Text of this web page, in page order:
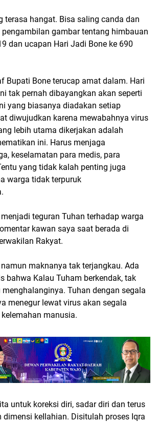
terasa hangat. Bisa saling canda dan
gambar tentang himbauan
dan ucapan Hari Jadi Bone ke 690
Bupati Bone terucap amat dalam. Hari
tak pernah dibayangkan akan seperti
yang biasanya diadakan setiap
diwujudkan karena mewabahnya virus
lebih utama dikerjakan adalah
ini. Harus menjaga
keselamatan para medis, para
yang tidak kalah penting juga
warga tidak terpuruk
teguran Tuhan terhadap warga
kawan saya saat berada di
Rakyat.
maknanya tak terjangkau. Ada
bahwa Kalau Tuham berkendak, tak
Tuhan dengan segala
menegur lewat virus akan segala
manusia.
untuk koreksi diri, sadar diri dan terus
keIlahian. Disitulah proses Iqra